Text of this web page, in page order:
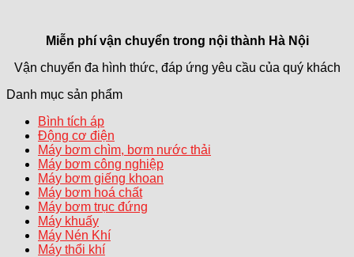
Miễn phí vận chuyển trong nội thành Hà Nội
Vận chuyển đa hình thức, đáp ứng yêu cầu của quý khách
Danh mục sản phẩm
Bình tích áp
Động cơ điện
Máy bơm chìm, bơm nước thải
Máy bơm công nghiệp
Máy bơm giếng khoan
Máy bơm hoá chất
Máy bơm trục đứng
Máy khuấy
Máy Nén Khí
Máy thổi khí